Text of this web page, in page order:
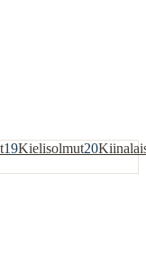
19Kielisolmut20